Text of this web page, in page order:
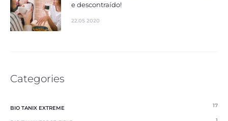
e descontraído!
22.05 2020
Categories
BIO TANIX EXTREME 17